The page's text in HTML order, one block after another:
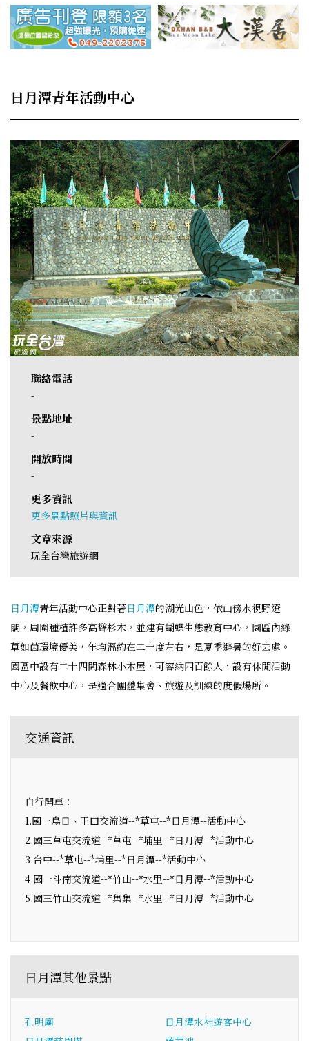
日月潭青年活動中心
聯絡電話
-
景點地址
-
開放時間
-
更多資訊
更多景點照片與資訊
文章來源
玩全台灣旅遊網
日月潭青年活動中心正對著日月潭的湖光山色，依山傍水視野遼
闊，周圍種植許多高聳杉木，並建有蝴蝶生態教育中心，園區內綠
草如茵環境優美，年均溫約在二十度左右，是夏季避暑的好去處。
園區中設有二十四間森林小木屋，可容納四百餘人，設有休閒活動
中心及餐飲中心，是適合團體集會、旅遊及訓練的度假場所。
交通資訊
自行開車：
1.國一烏日、王田交流道--*草屯--*日月潭--活動中心
2.國三草屯交流道--*草屯--*埔里--*日月潭--*活動中心
3.台中--*草屯--*埔里--*日月潭--*活動中心
4.國一斗南交流道--*竹山--*水里--*日月潭--*活動中心
5.國三竹山交流道--*集集--*水里--*日月潭--*活動中心
日月潭其他景點
孔明廟
日月潭水社遊客中心